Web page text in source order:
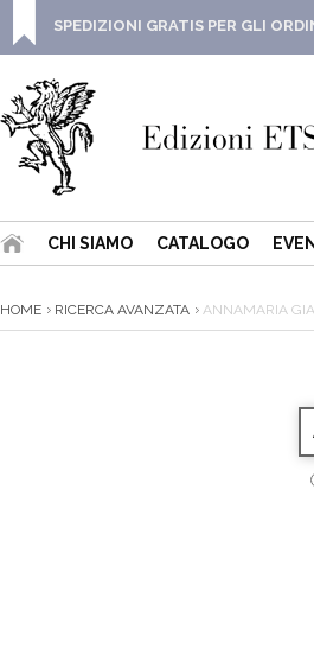
SPEDIZIONI GRATIS PER GLI
CHI SIAMO CATALOGO
HOME RICERCA AVANZATA ANNAMARIA